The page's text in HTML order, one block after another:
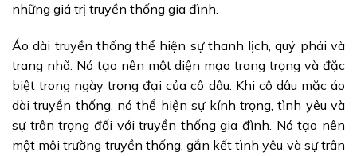
những giá trị truyền thống gia đình.
Áo dài truyền thống thể hiện sự thanh lịch, quý phái và
trang nhã. Nó tạo nên một diện mạo trang trọng và đặc
biệt trong ngày trọng đại của cô dâu. Khi cô dâu mặc áo
dài truyền thống, nó thể hiện sự kính trọng, tình yêu và
sự trân trọng đối với truyền thống gia đình. Nó tạo nên
một môi trường truyền thống, gắn kết tình yêu và sự trân